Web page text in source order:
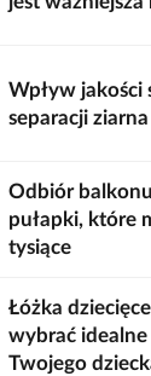
Wpływ jakości
separacji ziarna
Odbiór
pułapki, które
tysiące
Łóżka
wybrać idealne
Twojego